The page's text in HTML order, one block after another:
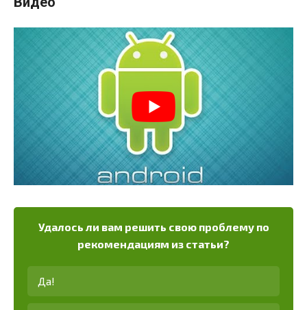
Удалось ли вам решить свою проблему по
рекомендациям из статьи?
Да!